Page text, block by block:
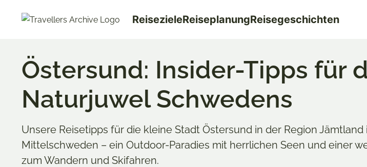
ReisezieleReiseplanungReisegeschichten
Östersund: Insider-Tipps für
Naturjuwel Schwedens
Unsere Reisetipps für die kleine Stadt Östersund in der Region Jämtland
Mittelschweden – ein Outdoor-Paradies mit herrlichen Seen und einer
zum Wandern und Skifahren.